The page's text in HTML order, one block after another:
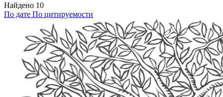
Найдено 10
По дате По цитируемости